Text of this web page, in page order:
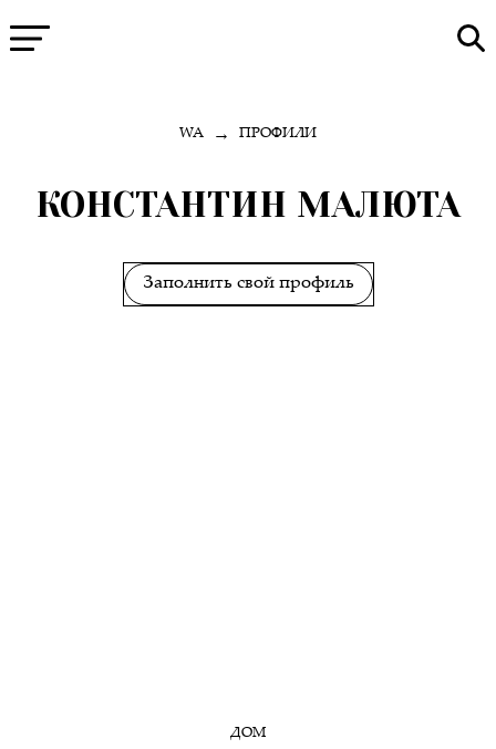
WA → ПРОФИЛИ
КОНСТАНТИН МАЛЮТА
Заполнить свой профиль
ДОМ